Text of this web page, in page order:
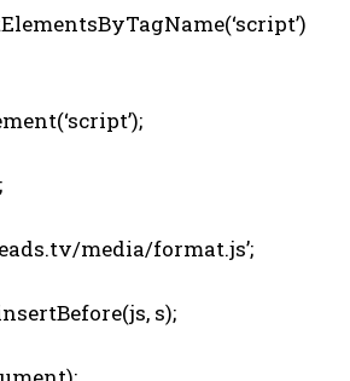
media/format.js’;
s);